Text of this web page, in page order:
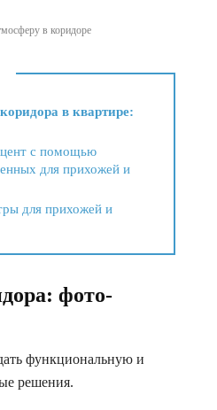
в коридоре
в квартире:
с помощью
для прихожей и
для прихожей и
фото-
функциональную и
решения.